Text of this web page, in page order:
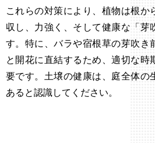
これらの対策により、植物は根か
収し、力強く、そして健康な「芽
す。特に、バラや宿根草の芽吹き
と開花に直結するため、適切な時
要です。土壌の健康は、庭全体の
あると認識してください。